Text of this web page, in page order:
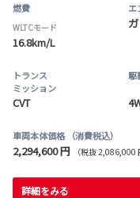
燃費
WLTCモード
16.8km/L
エ
トランス
ミッション
CVT
駆
車両本体価格 （消費税込）
2,294,600 円 （税抜 2,086,000
詳細をみる